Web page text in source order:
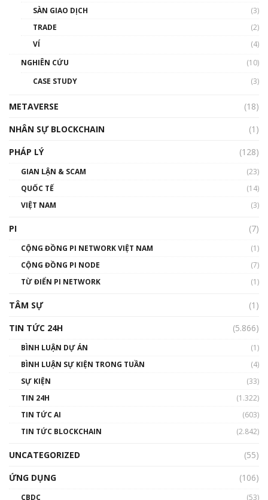
thống & Crypto qua các cuộc chiến | Phổ cập
01:32:59
gió ấm
Talkshow 14: MemeCoin – Trò đùa tỷ đô
01:29:26
SÀN GIAO DỊCH
(3)
TRADE
(2)
VÍ
(4)
NGHIÊN CỨU
(10)
CASE STUDY
(3)
METAVERSE
(18)
NHÂN SỰ BLOCKCHAIN
(1)
PHÁP LÝ
(128)
GIAN LẬN & SCAM
(23)
QUỐC TẾ
(14)
VIỆT NAM
(3)
PI (7)
CỘNG ĐỒNG PI NETWORK VIỆT NAM
(1)
CỘNG ĐỒNG PI NODE
(7)
TỪ ĐIỂN PI NETWORK
(1)
TÂM SỰ
(1)
TIN TỨC 24H
(5.866)
BÌNH LUẬN DỰ ÁN
(1)
BÌNH LUẬN SỰ KIỆN TRONG TUẦN
(4)
SỰ KIỆN
(33)
TIN 24H
(1.322)
TIN TỨC AI
(603)
TIN TỨC BLOCKCHAIN
(2.842)
UNCATEGORIZED
(55)
ỨNG DỤNG
(106)
CBDC (53)